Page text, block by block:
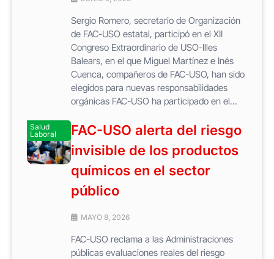
Sergio Romero, secretario de Organización
de FAC-USO estatal, participó en el XII
Congreso Extraordinario de USO-Illes
Balears, en el que Miguel Martínez e Inés
Cuenca, compañeros de FAC-USO, han sido
elegidos para nuevas responsabilidades
orgánicas FAC-USO ha participado en el...
Salud
Laboral
FAC-USO alerta del riesgo
invisible de los productos
químicos en el sector
público
MAYO 8, 2026
FAC-USO reclama a las Administraciones
públicas evaluaciones reales del riesgo